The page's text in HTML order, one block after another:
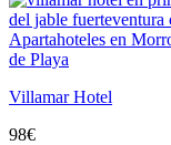
Apartahoteles en
de Playa
Villamar Hotel
98€